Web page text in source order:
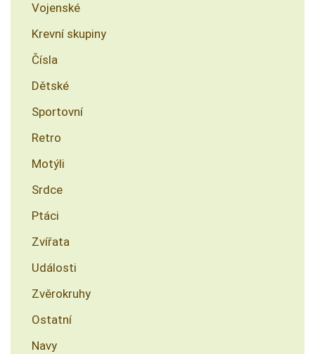
Vojenské
Krevní skupiny
Čísla
Dětské
Sportovní
Retro
Motýli
Srdce
Ptáci
Zvířata
Události
Zvěrokruhy
Ostatní
Navy